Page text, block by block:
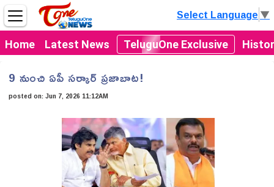
Home Latest News TeluguOne Exclusive
Select Language▼
9 నుంచి ఏపీ సర్కార్ ప్రజాబాట!
posted on:Jun 7, 2026 11:12AM